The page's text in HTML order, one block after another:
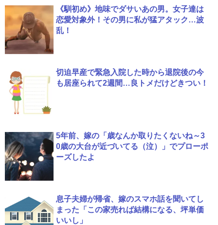
《馴初め》地味でダサいあの男。女子達は
恋愛対象外！その男に私が猛アタック…波
乱！
切迫早産で緊急入院した時から退院後の今
も居座られて2週間…良トメだけどきつい！
5年前、嫁の「歳なんか取りたくないね～3
0歳の大台が近づいてる（泣）」でプローポ
ーズしたよ
息子夫婦が帰省、嫁のスマホ話を聞いてし
まった「この家売れば結構になる、坪単価
いいし」